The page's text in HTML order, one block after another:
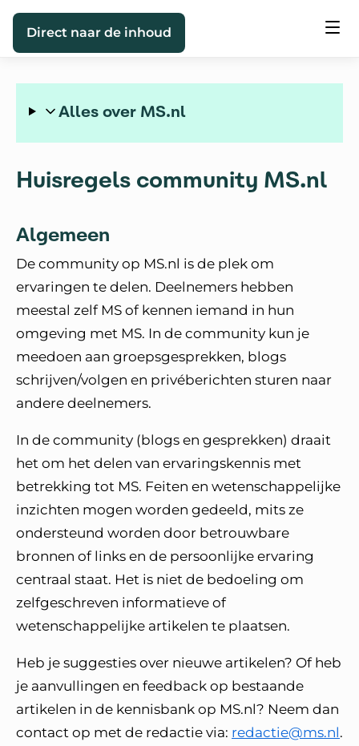
Direct naar de inhoud
Alles over MS.nl
Huisregels community MS.nl
Algemeen
De community op MS.nl is de plek om
ervaringen te delen. Deelnemers hebben
meestal zelf MS of kennen iemand in hun
omgeving met MS. In de community kun je
meedoen aan groepsgesprekken, blogs
schrijven/volgen en privéberichten sturen naar
andere deelnemers.
In de community (blogs en gesprekken) draait
het om het delen van ervaringskennis met
betrekking tot MS. Feiten en wetenschappelijke
inzichten mogen worden gedeeld, mits ze
ondersteund worden door betrouwbare
bronnen of links en de persoonlijke ervaring
centraal staat. Het is niet de bedoeling om
zelfgeschreven informatieve of
wetenschappelijke artikelen te plaatsen.
Heb je suggesties over nieuwe artikelen? Of heb
je aanvullingen en feedback op bestaande
artikelen in de kennisbank op MS.nl? Neem dan
contact op met de redactie via: redactie@ms.nl.